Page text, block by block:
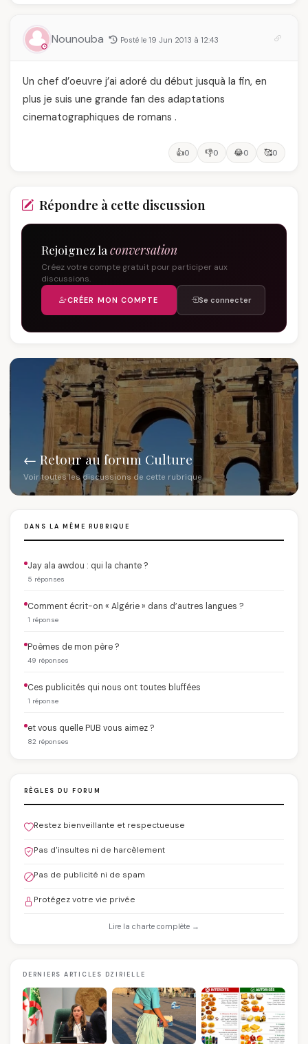
Nounouba Posté le 19 Jun 2013 à 12:43
Un chef d’oeuvre j’ai adoré du début jusquà la fin, en
plus je suis une grande fan des adaptations
cinematographiques de romans .
👍0 👎0 😂0 🥰0
Répondre à cette discussion
Rejoignez la conversation
Créez votre compte gratuit pour participer aux
discussions.
CRÉER MON COMPTE Se connecter
← Retour au forum Culture
Voir toutes les discussions de cette rubrique
DANS LA MÊME RUBRIQUE
Jay ala awdou : qui la chante ?
5 réponses
Comment écrit-on « Algérie » dans d’autres langues ?
1 réponse
Poèmes de mon père ?
49 réponses
Ces publicités qui nous ont toutes bluffées
1 réponse
et vous quelle PUB vous aimez ?
82 réponses
RÈGLES DU FORUM
Restez bienveillante et respectueuse
Pas d'insultes ni de harcèlement
Pas de publicité ni de spam
Protégez votre vie privée
Lire la charte complète →
DERNIERS ARTICLES DZIRIELLE